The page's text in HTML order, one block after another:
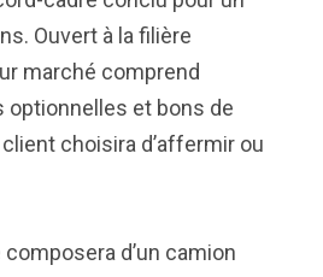
Ouvert à la filière
marché comprend
optionnelles et bons de
choisira d’affermir ou
composera d’un camion